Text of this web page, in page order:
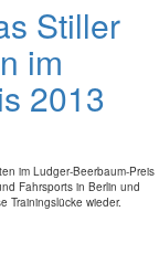
Stiller
im
2013
im Ludger-Beerbaum-Preis
Fahrsports in Berlin und
Trainingslücke wieder.